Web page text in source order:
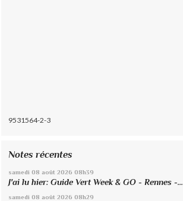
9531564-2-3
Notes récentes
samedi 08 août 2026 08h39
J'ai lu hier: Guide Vert Week & GO - Rennes -...
samedi 08 août 2026 08h29